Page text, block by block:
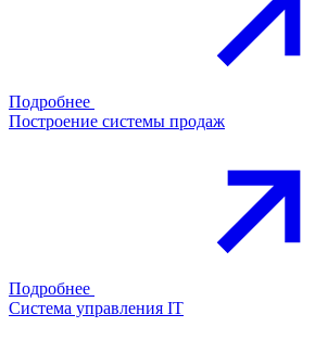
Подробнее
Построение системы продаж
Подробнее
Система управления IT